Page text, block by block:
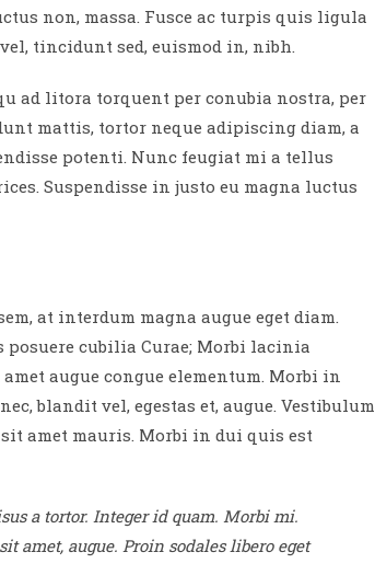
non, massa. Fusce ac turpis quis ligula
tincidunt sed, euismod in, nibh.
ad litora torquent per conubia nostra, per
mattis, tortor neque adipiscing diam, a
potenti. Nunc feugiat mi a tellus
Suspendisse in justo eu magna luctus
at interdum magna augue eget diam.
cubilia Curae; Morbi lacinia
augue congue elementum. Morbi in
blandit vel, egestas et, augue. Vestibulum
amet mauris. Morbi in dui quis est
a tortor. Integer id quam. Morbi mi.
amet, augue. Proin sodales libero eget